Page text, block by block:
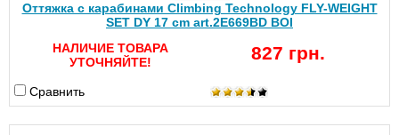
Оттяжка с карабинами Climbing Technology FLY-WEIGHT
SET DY 17 cm art.2E669BD BOI
НАЛИЧИЕ ТОВАРА
УТОЧНЯЙТЕ!
827 грн.
Сравнить